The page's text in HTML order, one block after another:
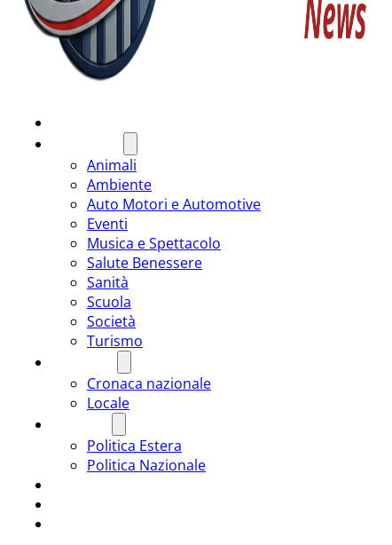
Animali
Ambiente
Auto Motori e Automotive
Eventi
Musica e Spettacolo
Salute Benessere
Sanità
Scuola
Società
Turismo
Cronaca nazionale
Locale
Politica Estera
Politica Nazionale